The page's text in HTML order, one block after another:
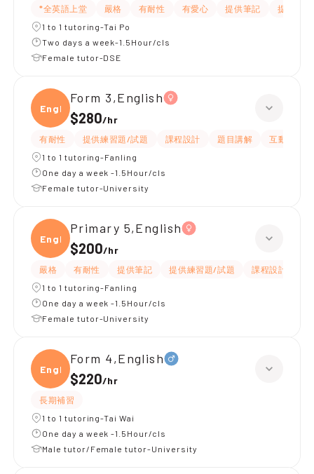
*全英語上堂 嚴格 有耐性 有愛心 提供筆記
提供練
1 to 1 tutoring-Tai Po
Two days a week-1.5Hour/cls
Female tutor-DSE
Engli
Form 3,English
$280/hr
有耐性 提供練習題/試題 課程設計 題目講解
互動教學
1 to 1 tutoring-Fanling
One day a week -1.5Hour/cls
Female tutor-University
Engli
Primary 5,English
$200/hr
嚴格 有耐性 提供筆記 提供練習題/試題 課程設計
1 to 1 tutoring-Fanling
One day a week -1.5Hour/cls
Female tutor-University
Engli
Form 4,English
$220/hr
長期補習
1 to 1 tutoring-Tai Wai
One day a week -1.5Hour/cls
Male tutor/Female tutor-University